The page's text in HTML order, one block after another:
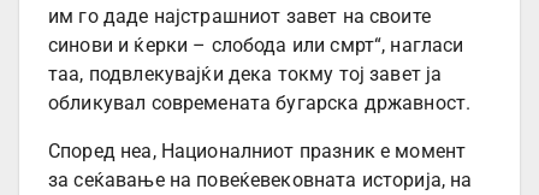
им го даде најстрашниот завет на своите
синови и ќерки – слобода или смрт“, нагласи
таа, подвлекувајќи дека токму тој завет ја
обликувал современата бугарска државност.
Според неа, Националниот празник е момент
за сеќавање на повеќевековната историја, на